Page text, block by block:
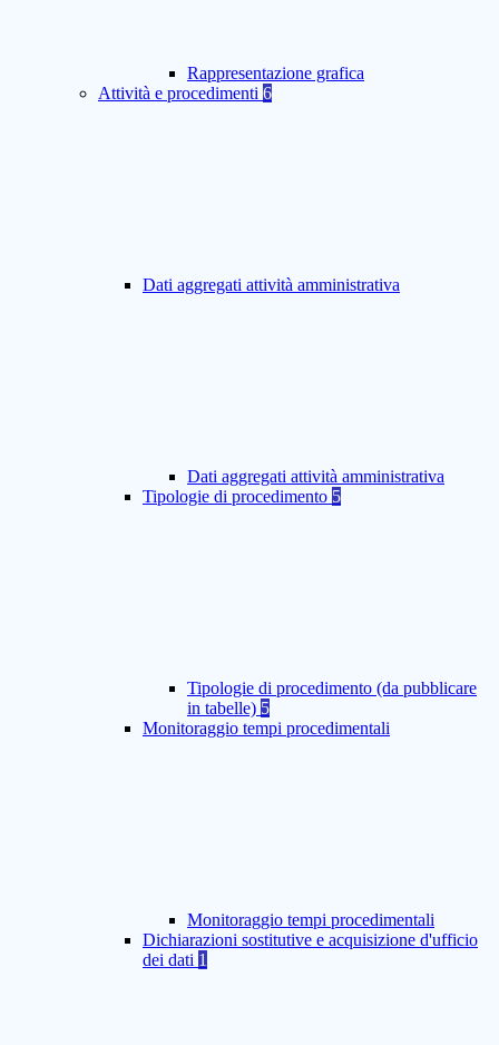
Rappresentazione grafica
Attività e procedimenti 6
Dati aggregati attività amministrativa
Dati aggregati attività amministrativa
Tipologie di procedimento 5
Tipologie di procedimento (da pubblicare
in tabelle) 5
Monitoraggio tempi procedimentali
Monitoraggio tempi procedimentali
Dichiarazioni sostitutive e acquisizione d'ufficio
dei dati 1